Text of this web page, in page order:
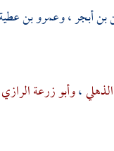
بن أبجر،وعمرو بن
،وأبو زرعة الرازي